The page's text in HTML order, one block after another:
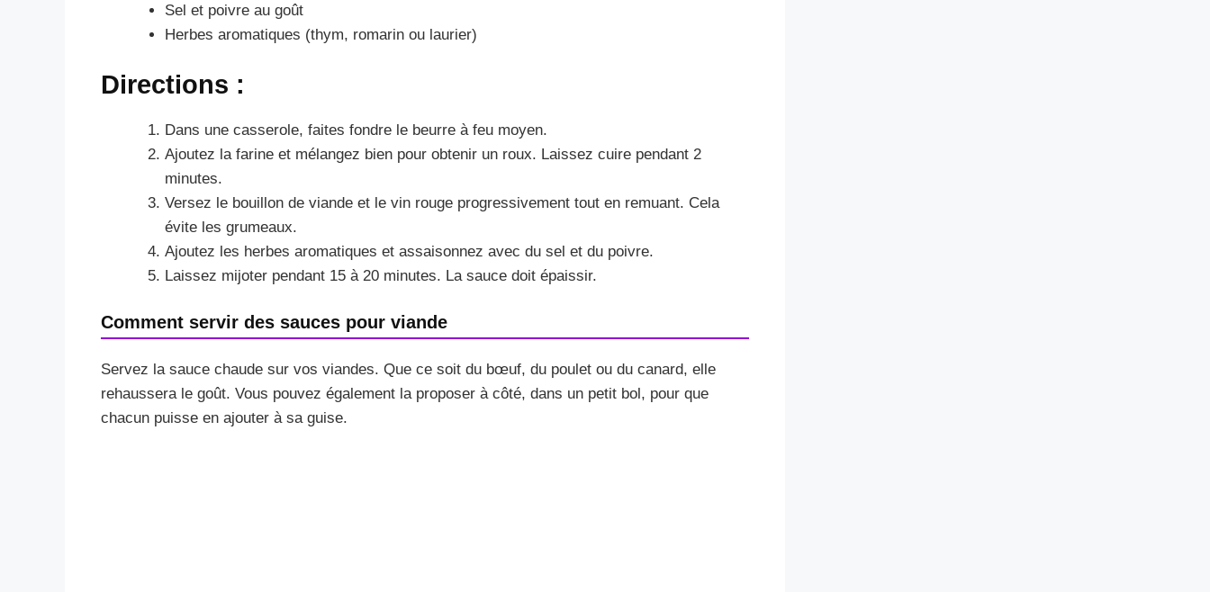
Sel et poivre au goût
Herbes aromatiques (thym, romarin ou laurier)
Directions :
Dans une casserole, faites fondre le beurre à feu moyen.
Ajoutez la farine et mélangez bien pour obtenir un roux. Laissez cuire pendant 2
minutes.
Versez le bouillon de viande et le vin rouge progressivement tout en remuant. Cela
évite les grumeaux.
Ajoutez les herbes aromatiques et assaisonnez avec du sel et du poivre.
Laissez mijoter pendant 15 à 20 minutes. La sauce doit épaissir.
Comment servir des sauces pour viande
Servez la sauce chaude sur vos viandes. Que ce soit du bœuf, du poulet ou du canard, elle
rehaussera le goût. Vous pouvez également la proposer à côté, dans un petit bol, pour que
chacun puisse en ajouter à sa guise.